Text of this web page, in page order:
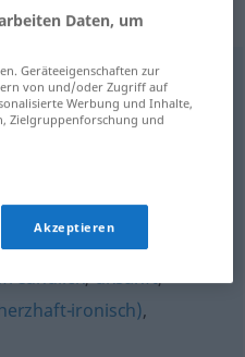
,rau, grob,ausfallend
,grob,unwirsch
,rüpelhaft,rau
,unsanft,
ironisch),
Daten, um
Geräteeigenschaften zur
von und/oder Zugriff auf
Werbung und Inhalte,
Zielgruppenforschung und
Akzeptieren